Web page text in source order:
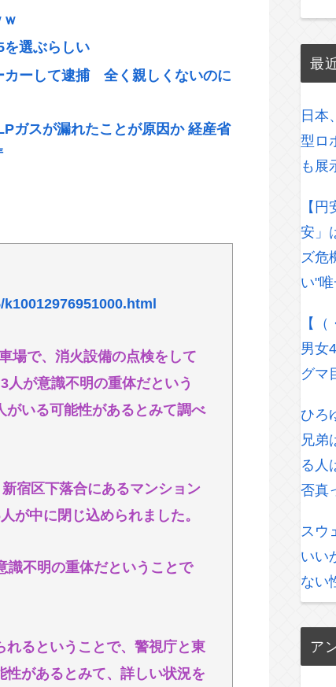
を選ぶらしい
カーして逮捕 全く親しくないのに
ガスが漏れたことが原因か 経産省
遭う・・・・・・・・・
くぞ乗り越えた(TдT)」👈335万バ
場で、消火設備の点検をして
人が意識不明の重体だという
がいる可能性があるとみて調べ
宿区下落合にあるマンション
が中に閉じ込められました。
識不明の重体だということで
るということで、警視庁と東
があるとみて、詳しい状況を
最
日本
型ロ
も展
【
安」
ズ危
い"
【
男女
グマ
ひろ
兄弟
る人
否真
スウ
いい
ない
ア